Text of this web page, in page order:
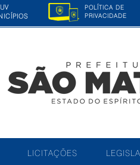
POLÍTICA DE
PRIVACIDADE
LICITAÇÕES